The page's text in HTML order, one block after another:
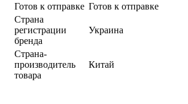
Готов к отправке Готов к отправке
Страна
регистрации
бренда
Украина
Страна-
производитель
товара
Китай